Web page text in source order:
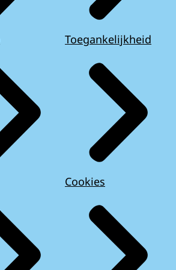
Toegankelijkheid
Cookies